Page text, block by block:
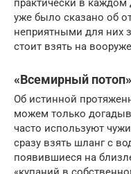
практически в
уже было сказано об
неприятными для них
стоит взять на
«Всемирный потоп»
Об истинной
можем только
часто используют
сразу взять шланг с
появившиеся на